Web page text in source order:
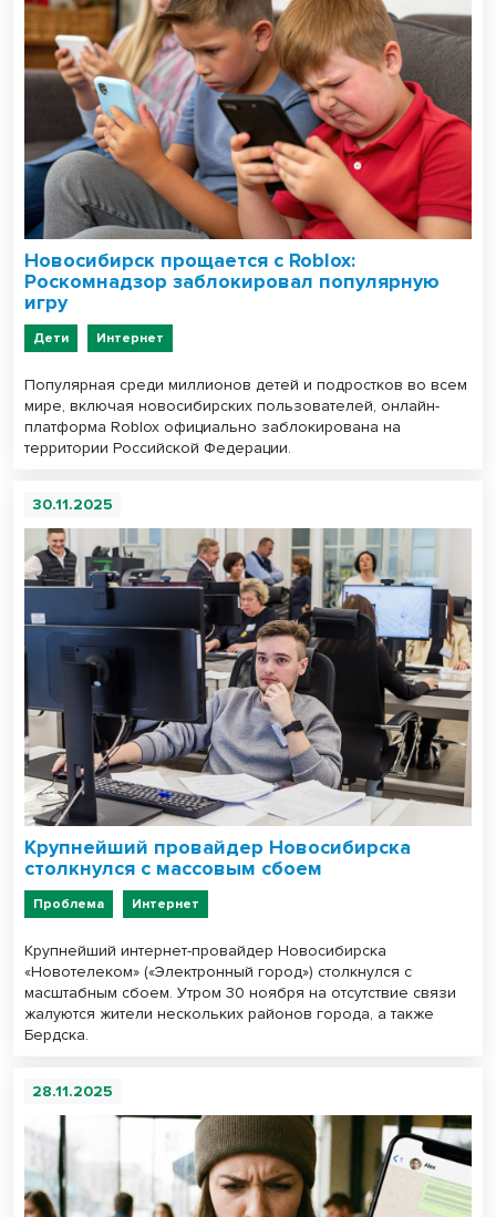
Новосибирск прощается с Roblox:
Роскомнадзор заблокировал популярную
игру
Дети Интернет
Популярная среди миллионов детей и подростков во всем
мире, включая новосибирских пользователей, онлайн-
платформа Roblox официально заблокирована на
территории Российской Федерации.
30.11.2025
Крупнейший провайдер Новосибирска
столкнулся с массовым сбоем
Проблема Интернет
Крупнейший интернет-провайдер Новосибирска
«Новотелеком» («Электронный город») столкнулся с
масштабным сбоем. Утром 30 ноября на отсутствие связи
жалуются жители нескольких районов города, а также
Бердска.
28.11.2025